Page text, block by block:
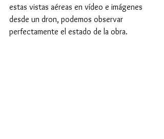
estas vistas aéreas en vídeo e imágenes
desde un dron, podemos observar
perfectamente el estado de la obra.